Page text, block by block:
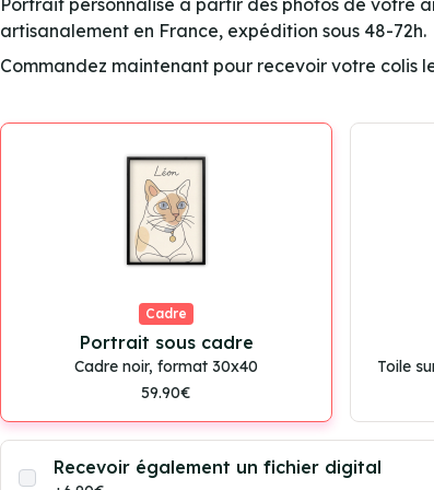
Portrait personnalisé à partir des photos de votre
artisanalement en France, expédition sous 48-72h.
Commandez maintenant pour recevoir votre colis
Cadre
Portrait sous cadre
Cadre noir, format 30x40
59.90€
Toile
Recevoir également un fichier digital